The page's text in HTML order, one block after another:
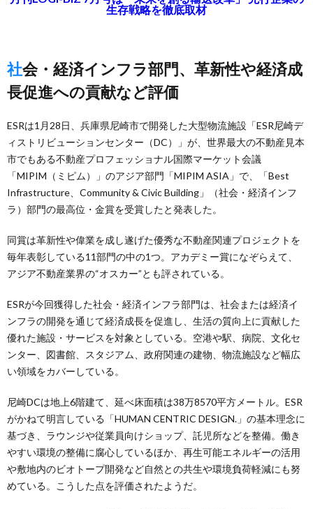
生存戦略を徹底取材
社会・経済インフラ部門、革新性や経済成
長促進への貢献など評価
ESRは1月28日、兵庫県尼崎市で開発した大型物流施設「ESR尼崎デ
ィストリビューションセンター（DC）」が、世界最大の不動産見本
市でもある不動産プロフェッショナル国際マーケット会議
「MIPIM（ミピム）」のアジア部門「MIPIM ASIA」で、「Best
Infrastructure、Community & Civic Building」（社会・経済インフ
ラ）部門の最高位・金賞を受賞したと発表した。
同賞は革新性や偉業を成し遂げた優秀な不動産関連プロジェクトを
毎年表彰している11部門の中の1つ。アカデミー賞になぞらえて、
アジア不動産業界の“オスカー”とも評されている。
ESRが今回獲得した社会・経済インフラ部門は、社会または経済イ
ンフラの開発を通じて経済成長を促進し、生活の質向上に貢献した
優れた施設・サービスを対象としている。空港や駅、病院、文化セ
ンター、図書館、スタジアム、政府関連の建物、物流施設など幅広
い領域をカバーしている。
尼崎DCは地上6階建て、延べ床面積は38万8570平方メートル。ESR
がかねて明言している「HUMAN CENTRIC DESIGN.」の基本理念に
基づき、ラウンジや従業員向けショップ、託児所などを整備。働き
やすい環境の整備に腐心しているほか、再生可能エネルギーの活用
や敷地内のビオトープ開発など自然との共生や環境負荷軽減にも努
めている。こうした点を評価されたようだ。